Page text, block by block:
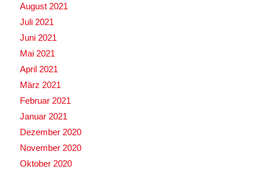
August 2021
Juli 2021
Juni 2021
Mai 2021
April 2021
März 2021
Februar 2021
Januar 2021
Dezember 2020
November 2020
Oktober 2020